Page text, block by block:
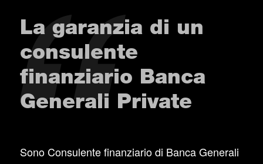
La garanzia di un
consulente
finanziario Banca
Generali Private
Sono Consulente finanziario di Banca Generali